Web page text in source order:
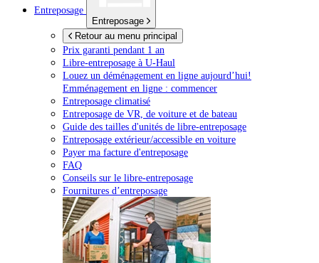
Entreposage
Entreposage
Retour au menu principal
Prix garanti pendant 1 an
Libre-entreposage à U-Haul
Louez un déménagement en ligne aujourd’hui!
Emménagement en ligne : commencer
Entreposage climatisé
Entreposage de VR, de voiture et de bateau
Guide des tailles d'unités de libre-entreposage
Entreposage extérieur/accessible en voiture
Payer ma facture d'entreposage
FAQ
Conseils sur le libre-entreposage
Fournitures d’entreposage